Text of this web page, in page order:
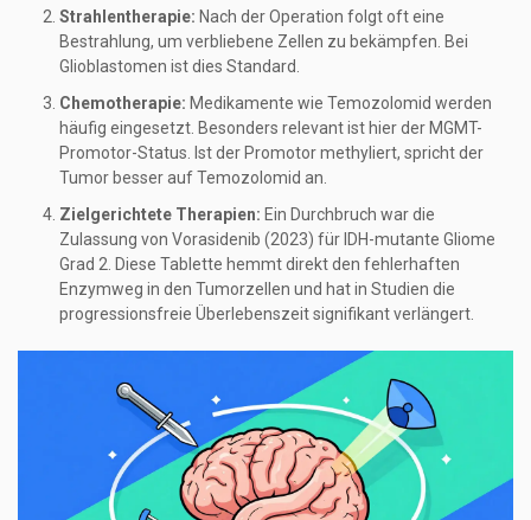
Strahlentherapie: Nach der Operation folgt oft eine
Bestrahlung, um verbliebene Zellen zu bekämpfen. Bei
Glioblastomen ist dies Standard.
Chemotherapie: Medikamente wie Temozolomid werden
häufig eingesetzt. Besonders relevant ist hier der MGMT-
Promotor-Status. Ist der Promotor methyliert, spricht der
Tumor besser auf Temozolomid an.
Zielgerichtete Therapien: Ein Durchbruch war die
Zulassung von Vorasidenib (2023) für IDH-mutante Gliome
Grad 2. Diese Tablette hemmt direkt den fehlerhaften
Enzymweg in den Tumorzellen und hat in Studien die
progressionsfreie Überlebenszeit signifikant verlängert.